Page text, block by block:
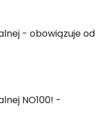
- obowiązuje od
NO100! -